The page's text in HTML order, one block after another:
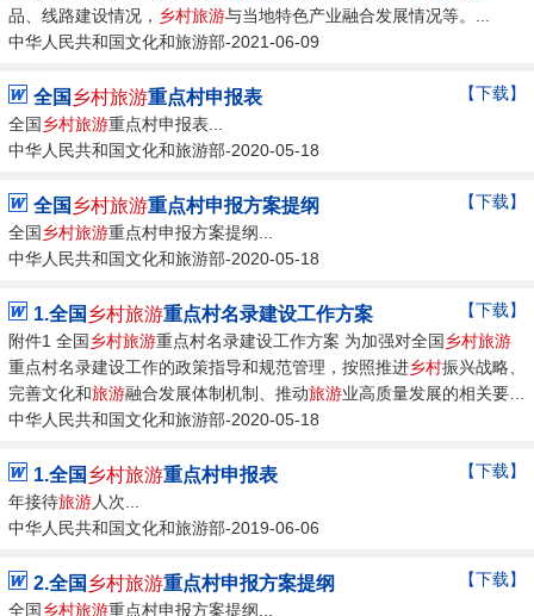
品、线路建设情况， 乡村旅游与当地特色产业融合发展情况等。...
中华人民共和国文化和旅游部-2021-06-09
【下载】
全国 乡村旅游重点村申报表
全国 乡村旅游重点村申报表...
中华人民共和国文化和旅游部-2020-05-18
【下载】
全国 乡村旅游重点村申报方案提纲
全国 乡村旅游重点村申报方案提纲...
中华人民共和国文化和旅游部-2020-05-18
【下载】
1.全国 乡村旅游重点村名录建设工作方案
附件1 全国 乡村旅游重点村名录建设工作方案 为加强对全国 乡村旅游
重点村名录建设工作的政策指导和规范管理，按照推进乡村振兴战略、
完善文化和旅游融合发展体制机制、推动旅游业高质量发展的相关要
求，现就开展全国乡村旅游重点村名录建设工作制定如下工作方案。...
中华人民共和国文化和旅游部-2020-05-18
【下载】
1.全国 乡村旅游重点村申报表
年接待旅游人次...
中华人民共和国文化和旅游部-2019-06-06
【下载】
2.全国 乡村旅游重点村申报方案提纲
全国 乡村旅游重点村申报方案提纲...